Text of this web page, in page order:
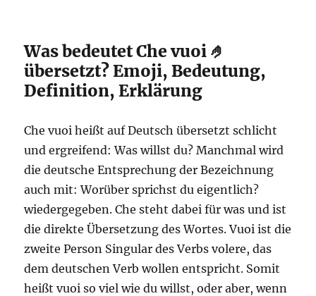
Was bedeutet Che vuoi 🤌
übersetzt? Emoji, Bedeutung,
Definition, Erklärung
Che vuoi heißt auf Deutsch übersetzt schlicht
und ergreifend: Was willst du? Manchmal wird
die deutsche Entsprechung der Bezeichnung
auch mit: Worüber sprichst du eigentlich?
wiedergegeben. Che steht dabei für was und ist
die direkte Übersetzung des Wortes. Vuoi ist die
zweite Person Singular des Verbs volere, das
dem deutschen Verb wollen entspricht. Somit
heißt vuoi so viel wie du willst, oder aber, wenn